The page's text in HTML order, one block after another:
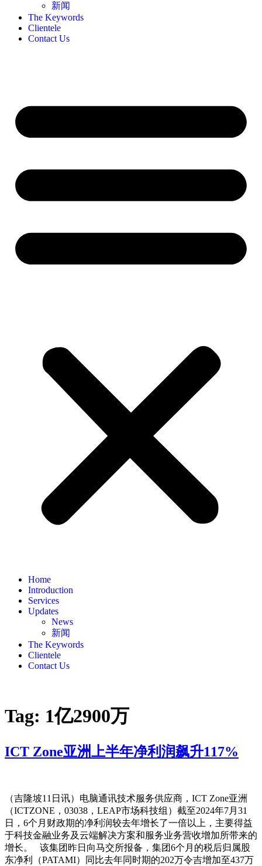
新闻
The Keywords
Clientele
Contact Us
Home
Introduction
Services
Updates
News
新闻
The Keywords
Clientele
Contact Us
Tag: 1亿2900万
ICT Zone亚洲上半年净利润飙升117%
（吉隆坡11日讯）电脑通讯技术服务供应商，ICT Zone亚洲
（ICTZONE，03038，LEAP市场科技组）截至2024年7月31
日，6个月财政期的净利润较去年增长了一倍以上，主要得益
于科技金融业务及云端解决方案和服务业务营收增加所带来的
增长。 该集团昨日向马交所报备，集团6个月的税后归属股
东净利（PATAMI）同比去年同时期的202万令吉增加至437万